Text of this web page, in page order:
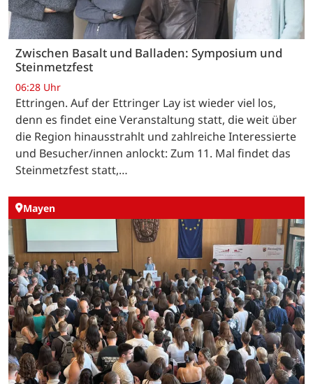
Zwischen Basalt und Balladen: Symposium und
Steinmetzfest
06:28 Uhr
Ettringen. Auf der Ettringer Lay ist wieder viel los,
denn es findet eine Veranstaltung statt, die weit über
die Region hinausstrahlt und zahlreiche Interessierte
und Besucher/innen anlockt: Zum 11. Mal findet das
Steinmetzfest statt,…
Mayen